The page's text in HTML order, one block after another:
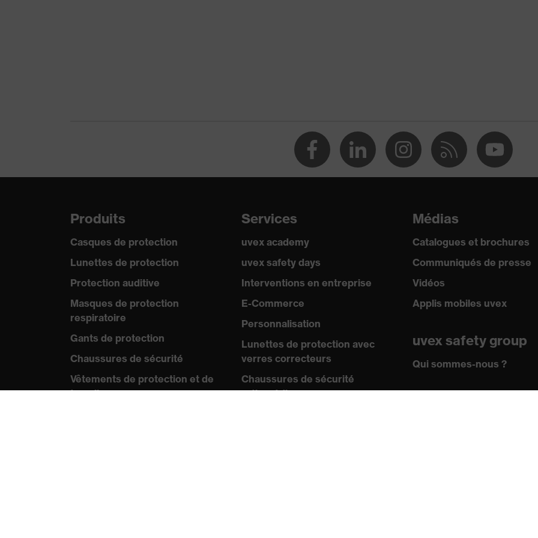
Produits
Casques de protection
Lunettes de protection
Protection auditive
Masques de protection
respiratoire
Gants de protection
Chaussures de sécurité
Vêtements de protection et de
travail
Services
uvex academy
uvex safety days
Interventions en entreprise
E-Commerce
Personnalisation
Lunettes de protection avec
verres correcteurs
Chaussures de sécurité
orthopédiques
Médias
Catalogues et brochures
Communiqués de presse
Vidéos
Applis mobiles uvex
uvex safety group
Qui sommes-nous ?